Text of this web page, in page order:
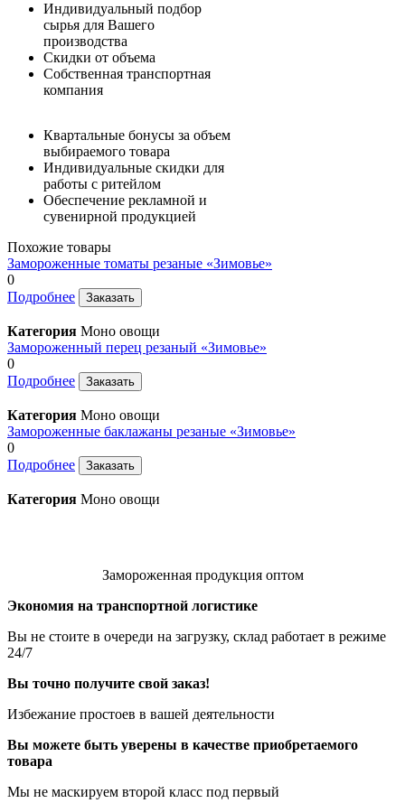
Индивидуальный подбор
сырья для Вашего
производства
Скидки от объема
Собственная транспортная
компания
Квартальные бонусы за объем
выбираемого товара
Индивидуальные скидки для
работы с ритейлом
Обеспечение рекламной и
сувенирной продукцией
Похожие товары
Замороженные томаты резаные «Зимовье»
0
Подробнее
Заказать
Категория Моно овощи
Замороженный перец резаный «Зимовье»
0
Подробнее
Заказать
Категория Моно овощи
Замороженные баклажаны резаные «Зимовье»
0
Подробнее
Заказать
Категория Моно овощи
Замороженная продукция оптом
Экономия на транспортной логистике
Вы не стоите в очереди на загрузку, склад работает в режиме
24/7
Вы точно получите свой заказ!
Избежание простоев в вашей деятельности
Вы можете быть уверены в качестве приобретаемого
товара
Мы не маскируем второй класс под первый